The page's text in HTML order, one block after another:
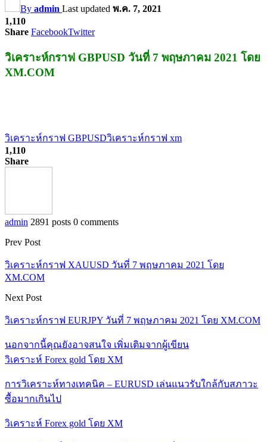
By admin Last updated พ.ค. 7, 2021
1,110
Share FacebookTwitter
วิเคราะห์กราฟ GBPUSD วันที่ 7 พฤษภาคม 2021 โดย
XM.COM
วิเคราะห์กราฟ GBPUSDวิเคราะห์กราฟ xm
1,110
Share
admin 2891 posts 0 comments
Prev Post
วิเคราะห์กราฟ XAUUSD วันที่ 7 พฤษภาคม 2021 โดย
XM.COM
Next Post
วิเคราะห์กราฟ EURJPY วันที่ 7 พฤษภาคม 2021 โดย XM.COM
นอกจากนี้คุณยังอาจสนใจ เพิ่มเติมจากผู้เขียน
วิเคราะห์ Forex gold โดย XM
การวิเคราะห์ทางเทคนิค – EURUSD เล่นแนวรับใกล้กับสภาวะ
ซื้อมากเกินไป
วิเคราะห์ Forex gold โดย XM